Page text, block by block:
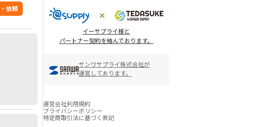
依頼
イーサプライ様と
パートナー契約を結んでおります。
サンワサプライ株式会社が
運営しております。
運営会社利用規約
プライバシーポリシー
特定商取引法に基づく表記